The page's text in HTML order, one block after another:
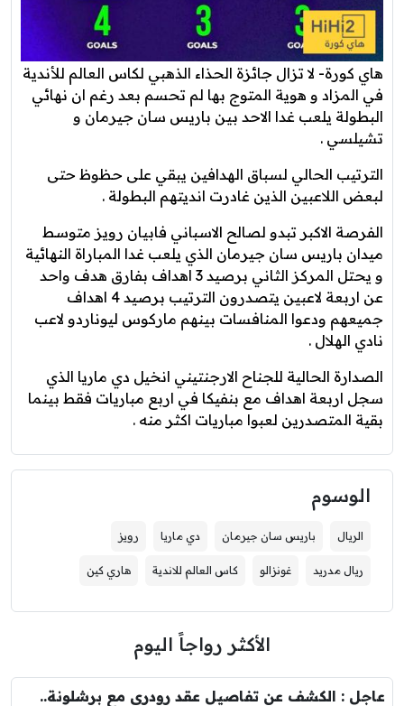
هاي كورة- لا تزال جائزة الحذاء الذهبي لكاس العالم للأندية
في المزاد و هوية المتوج بها لم تحسم بعد رغم ان نهائي
البطولة يلعب غدا الاحد بين باريس سان جيرمان و
تشيلسي .
الترتيب الحالي لسباق الهدافين يبقي على حظوظ حتى
لبعض اللاعبين الذين غادرت انديتهم البطولة .
الفرصة الاكبر تبدو لصالح الاسباني فابيان رويز متوسط
ميدان باريس سان جيرمان الذي يلعب غدا المباراة النهائية
و يحتل المركز الثاني برصيد 3 اهداف بفارق هدف واحد
عن اربعة لاعبين يتصدرون الترتيب برصيد 4 اهداف
جميعهم ودعوا المنافسات بينهم ماركوس ليوناردو لاعب
نادي الهلال .
الصدارة الحالية للجناح الارجنتيني انخيل دي ماريا الذي
سجل اربعة اهداف مع بنفيكا في اربع مباريات فقط بينما
بقية المتصدرين لعبوا مباريات اكثر منه .
الوسوم
الريال باريس سان جيرمان دي ماريا رويز
ريال مدريد غونزالو كاس العالم للاندية هاري كين
الأكثر رواجاً اليوم
عاجل : الكشف عن تفاصيل عقد رودري مع برشلونة..